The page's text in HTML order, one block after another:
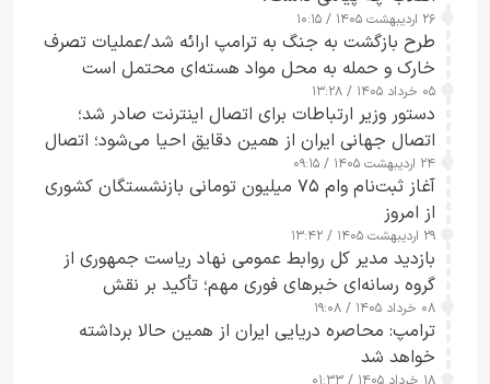
۲۶ اردیبهشت ۱۴۰۵ / ۱۰:۱۵
طرح‌ بازگشت به جنگ به ترامپ ارائه شد/عملیات تصرف
خارک و حمله به محل مواد هسته‌ای محتمل است
۰۵ خرداد ۱۴۰۵ / ۱۳:۲۸
دستور وزیر ارتباطات برای اتصال اینترنت صادر شد؛
اتصال جهانی ایران از همین دقایق احیا می‌شود؛ اتصال
کامل مردم تا ۲۴ ساعت آینده
۲۴ اردیبهشت ۱۴۰۵ / ۰۹:۱۵
آغاز ثبت‌نام وام ۷۵ میلیون تومانی بازنشستگان کشوری
از امروز
۲۹ اردیبهشت ۱۴۰۵ / ۱۳:۴۲
بازدید مدیر کل روابط عمومی نهاد ریاست جمهوری از
گروه رسانه‌ای خبرهای فوری مهم؛ تأکید بر نقش
رسانه‌های هوشمند و مسئول در ارتقای آگاهی عمومی
۰۸ خرداد ۱۴۰۵ / ۱۹:۰۸
ترامپ: محاصره دریایی ایران از همین حالا برداشته
خواهد شد